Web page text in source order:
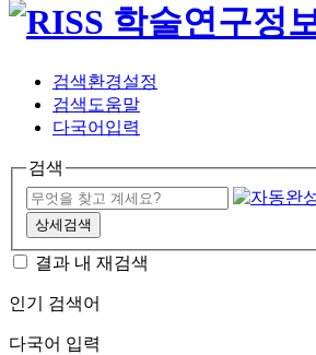
검색환경설정
검색도움말
다국어입력
검색
상세검색
결과 내 재검색
인기 검색어
다국어 입력